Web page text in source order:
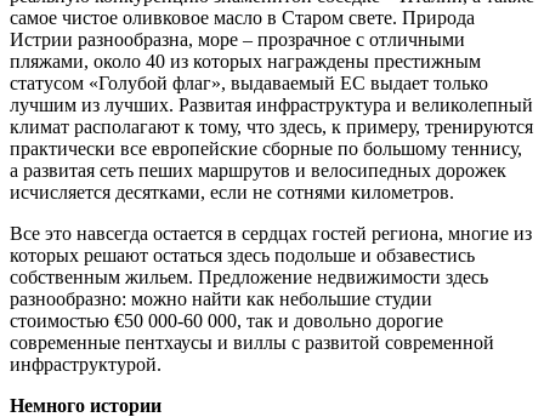
самое чистое оливковое масло в Старом свете. Природа
Истрии разнообразна, море – прозрачное с отличными
пляжами, около 40 из которых награждены престижным
статусом «Голубой флаг», выдаваемый ЕС выдает только
лучшим из лучших. Развитая инфраструктура и великолепный
климат располагают к тому, что здесь, к примеру, тренируются
практически все европейские сборные по большому теннису,
а развитая сеть пеших маршрутов и велосипедных дорожек
исчисляется десятками, если не сотнями километров.
Все это навсегда остается в сердцах гостей региона, многие из
которых решают остаться здесь подольше и обзавестись
собственным жильем. Предложение недвижимости здесь
разнообразно: можно найти как небольшие студии
стоимостью €50 000-60 000, так и довольно дорогие
современные пентхаусы и виллы с развитой современной
инфраструктурой.
Немного истории